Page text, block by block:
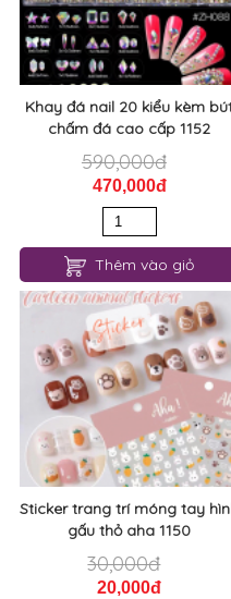
Khay đá nail 20 kiểu kèm
chấm đá cao cấp 1152
590,000đ
470,000đ
Thêm vào giỏ
Sticker trang trí móng tay
gấu thỏ aha 1150
30,000đ
20,000đ